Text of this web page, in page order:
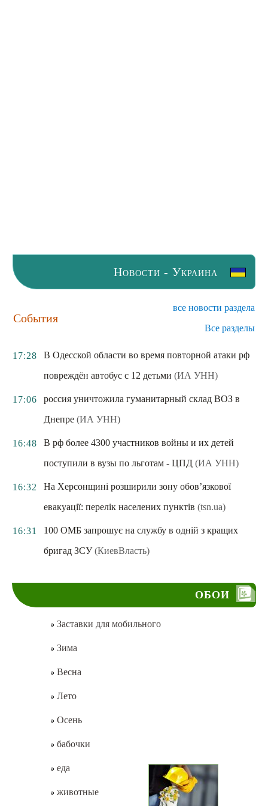
Новости - Украина
События
все новости раздела
Все разделы
17:28
В Одесской области во время повторной атаки рф
повреждён автобус с 12 детьми (ИА УНН)
17:06
россия уничтожила гуманитарный склад ВОЗ в
Днепре (ИА УНН)
16:48
В рф более 4300 участников войны и их детей
поступили в вузы по льготам - ЦПД (ИА УНН)
16:32
На Херсонщині розширили зону обов’язкової
евакуації: перелік населених пунктів (tsn.ua)
16:31
100 ОМБ запрошує на службу в одній з кращих
бригад ЗСУ (КиевВласть)
ОБОИ
Заставки для мобильного
Зима
Весна
Лето
Осень
бабочки
еда
животные